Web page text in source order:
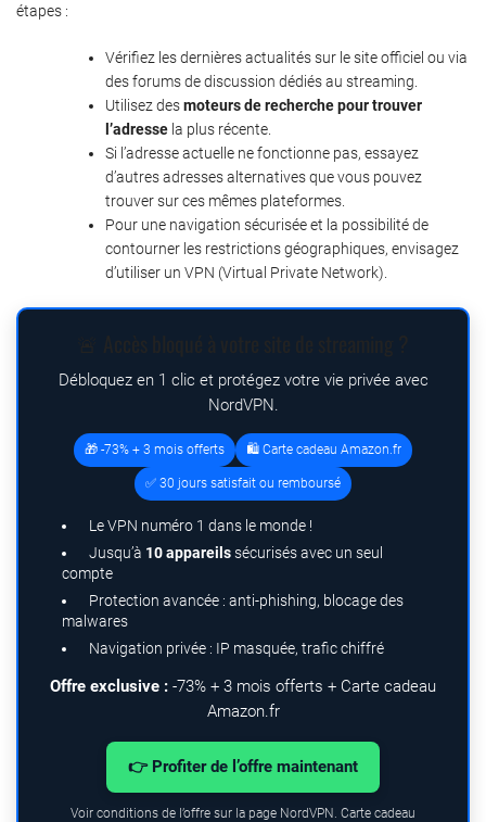
étapes :
Vérifiez les dernières actualités sur le site officiel ou via
des forums de discussion dédiés au streaming.
Utilisez desmoteurs de recherche pour trouver
l’adresse la plus récente.
Si l’adresse actuelle ne fonctionne pas, essayez
d’autres adresses alternatives que vous pouvez
trouver sur ces mêmes plateformes.
Pour une navigation sécurisée et la possibilité de
contourner les restrictions géographiques, envisagez
d’utiliser un VPN (Virtual Private Network).
Débloquez en 1 clic et protégez votre vie privée avec
NordVPN.
🎁 -73% + 3 mois offerts 🛍️ Carte cadeau Amazon.fr
✅ 30 jours satisfait ou remboursé
Le VPN numéro 1 dans le monde !
Jusqu’à 10 appareilssécurisés avec un seul
compte
Protection avancée : anti-phishing, blocage des
malwares
Navigation privée : IP masquée, trafic chiffré
Offre exclusive : -73% + 3 mois offerts + Carte cadeau
Amazon.fr
👉 Profiter de l’offre maintenant
Voir conditions de l’offre sur la page NordVPN. Carte cadeau